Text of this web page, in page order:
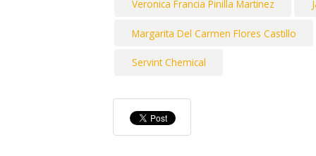
Veronica Francia Pinilla Martinez
Margarita Del Carmen Flores Castillo
Servint Chemical